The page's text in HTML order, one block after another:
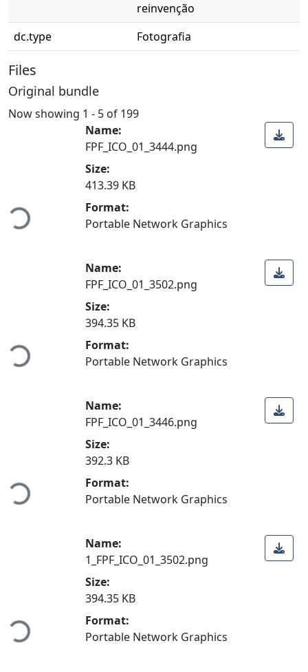
reinvenção
dc.type
Fotografia
Files
Original bundle
Now showing 1 - 5 of 199
Loading...
Name:
FPF_ICO_01_3444.png
Size:
413.39 KB
Format:
Portable Network Graphics
Loading...
Name:
FPF_ICO_01_3502.png
Size:
394.35 KB
Format:
Portable Network Graphics
Loading...
Name:
FPF_ICO_01_3446.png
Size:
392.3 KB
Format:
Portable Network Graphics
Loading...
Name:
1_FPF_ICO_01_3502.png
Size:
394.35 KB
Format:
Portable Network Graphics